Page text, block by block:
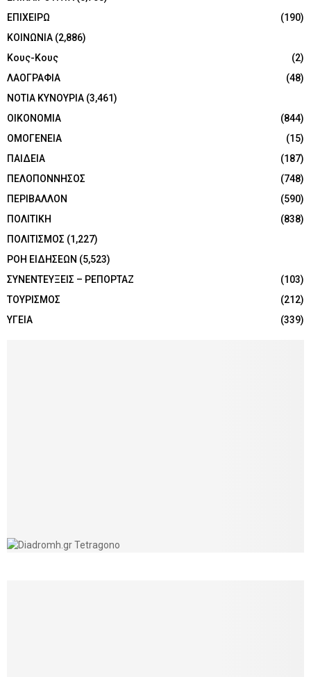
ΕΠΙΧΕΙΡΩ
(190)
ΚΟΙΝΩΝΙΑ (2,886)
Κους-Κους
(2)
ΛΑΟΓΡΑΦΙΑ
(48)
ΝΟΤΙΑ ΚΥΝΟΥΡΙΑ (3,461)
ΟΙΚΟΝΟΜΙΑ
(844)
ΟΜΟΓΕΝΕΙΑ
(15)
ΠΑΙΔΕΙΑ
(187)
ΠΕΛΟΠΟΝΝΗΣΟΣ
(748)
ΠΕΡΙΒΑΛΛΟΝ
(590)
ΠΟΛΙΤΙΚΗ
(838)
ΠΟΛΙΤΙΣΜΟΣ (1,227)
ΡΟΗ ΕΙΔΗΣΕΩΝ (5,523)
ΣΥΝΕΝΤΕΥΞΕΙΣ – ΡΕΠΟΡΤΑΖ
(103)
ΤΟΥΡΙΣΜΟΣ
(212)
ΥΓΕΙΑ
(339)